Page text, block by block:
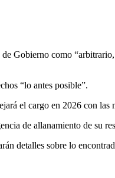
Gobierno como
“lo antes posible”.
el cargo en 2026 con las
de allanamiento de su
detalles sobre lo